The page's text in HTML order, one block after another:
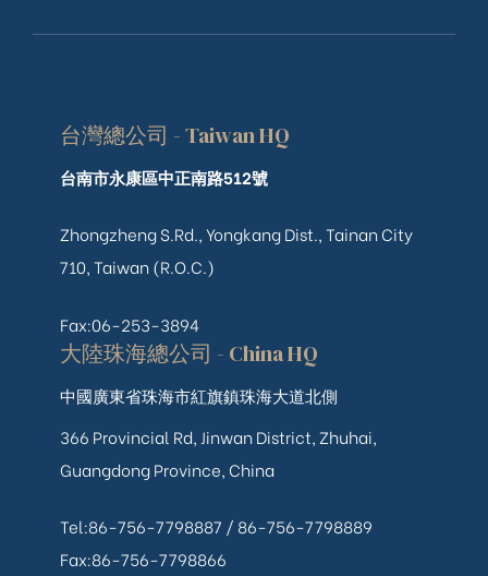
台灣總公司 - Taiwan HQ
台南市永康區中正南路512號
Zhongzheng S.Rd., Yongkang Dist., Tainan City
710, Taiwan (R.O.C.)
Fax:06-253-3894
大陸珠海總公司 - China HQ
中國廣東省珠海市紅旗鎮珠海大道北側
366 Provincial Rd, Jinwan District, Zhuhai,
Guangdong Province, China
Tel:86-756-7798887 / 86-756-7798889
Fax:86-756-7798866